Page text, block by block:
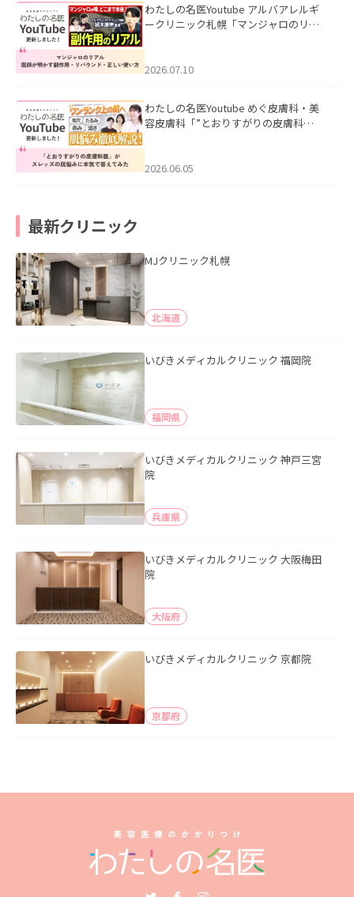
わたしの名医Youtube アルバアレルギ
ークリニック札幌「マンジャロのリア
た。
2026.07.10
わたしの名医Youtube めぐ皮膚科・美
容皮膚科「”とおりすがりの皮膚科
2026.06.05
最新クリニック
MJクリニック札幌
北海道
いびきメディカルクリニック 福岡院
福岡県
いびきメディカルクリニック 神戸三宮
院
兵庫県
いびきメディカルクリニック 大阪梅田
院
大阪府
いびきメディカルクリニック 京都院
京都府